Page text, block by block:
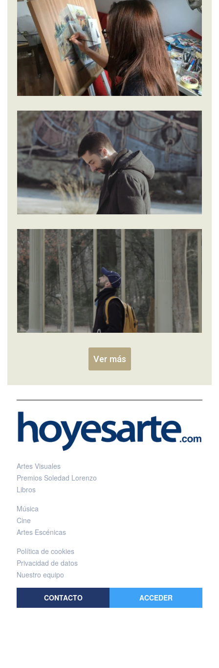
Ver más
Artes Visuales
Premios Soledad Lorenzo
Libros
Música
Cine
Artes Escénicas
Política de cookies
Privacidad de datos
Nuestro equipo
CONTACTO ACCEDER